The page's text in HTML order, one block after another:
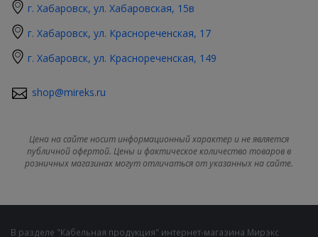
г. Хабаровск, ул. Хабаровская, 15в
г. Хабаровск, ул. Краснореченская, 17
г. Хабаровск, ул. Краснореченская, 149
shop@mireks.ru
Цена на сайте носит информационный характер и не является
публичной офертой. Цены и фактическое количество товаров в
розничных магазинах могут отличаться от указанных на сайте.
В разделе "Кабельная продукция" интернет-магазина Мирэкс